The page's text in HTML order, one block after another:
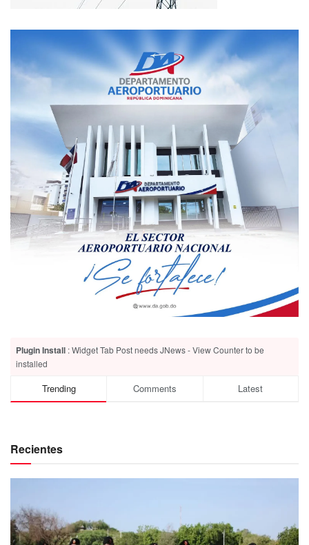
Plugin Install : Widget Tab Post needs JNews - View Counter to be
installed
Trending Comments Latest
Recientes